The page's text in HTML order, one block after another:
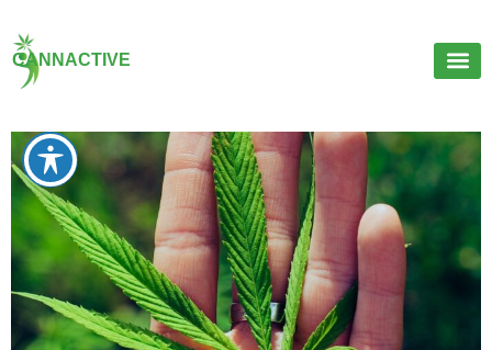
CANNACTIVE